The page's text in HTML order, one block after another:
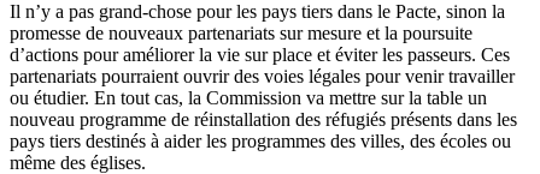
Il n’y a pas grand-chose pour les pays tiers dans le Pacte, sinon la
promesse de nouveaux partenariats sur mesure et la poursuite
d’actions pour améliorer la vie sur place et éviter les passeurs. Ces
partenariats pourraient ouvrir des voies légales pour venir travailler
ou étudier. En tout cas, la Commission va mettre sur la table un
nouveau programme de réinstallation des réfugiés présents dans les
pays tiers destinés à aider les programmes des villes, des écoles ou
même des églises.